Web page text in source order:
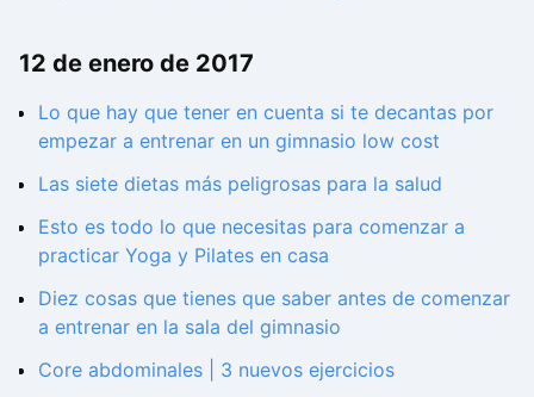
12 de enero de 2017
Lo que hay que tener en cuenta si te decantas por
empezar a entrenar en un gimnasio low cost
Las siete dietas más peligrosas para la salud
Esto es todo lo que necesitas para comenzar a
practicar Yoga y Pilates en casa
Diez cosas que tienes que saber antes de comenzar
a entrenar en la sala del gimnasio
Core abdominales | 3 nuevos ejercicios